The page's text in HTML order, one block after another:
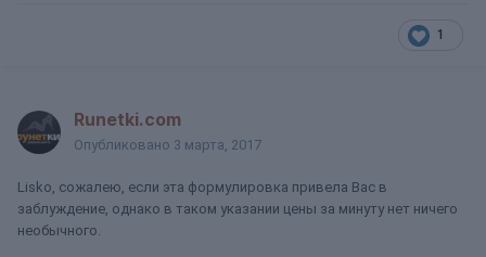
1
Runetki.com
Опубликовано 3 марта, 2017
Lisko, сожалею, если эта формулировка привела Вас в
заблуждение, однако в таком указании цены за минуту нет ничего
необычного.